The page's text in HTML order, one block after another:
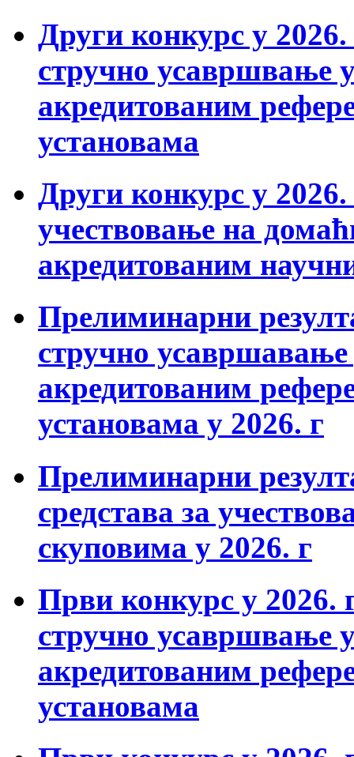
Други конкурс у 2026.
стручно усавршвање
акредитованим
установама
Други конкурс у 2026.
учествовање на
акредитованим
Прелиминарни
стручно
акредитованим
установама у 2026. г
Прелиминарни
средстава за
скуповима у 2026. г
Први конкурс у 2026.
стручно усавршвање
акредитованим
установама